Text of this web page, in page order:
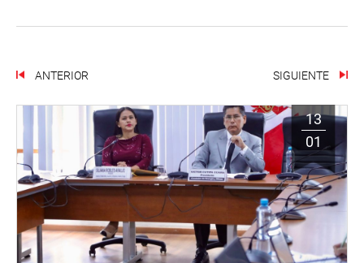
ANTERIOR SIGUIENTE
13
01